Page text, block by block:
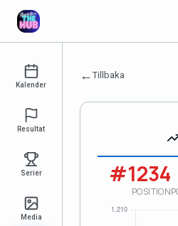
Kalender
Resultat
Serier
Media
←Tillbaka
#1234
POSITION